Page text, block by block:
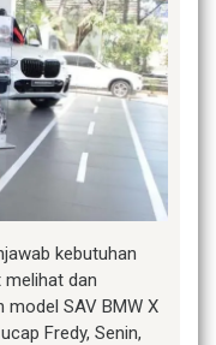
kebutuhan
dan
model SAV BMW X
Fredy, Senin,